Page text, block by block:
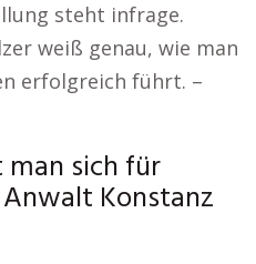
steht infrage.
weiß genau, wie man
erfolgreich führt. –
sich für
Konstanz